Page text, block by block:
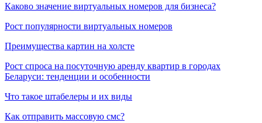
Каково значение виртуальных номеров для бизнеса?
Рост популярности виртуальных номеров
Преимущества картин на холсте
Рост спроса на посуточную аренду квартир в городах
Беларуси: тенденции и особенности
Что такое штабелеры и их виды
Как отправить массовую смс?